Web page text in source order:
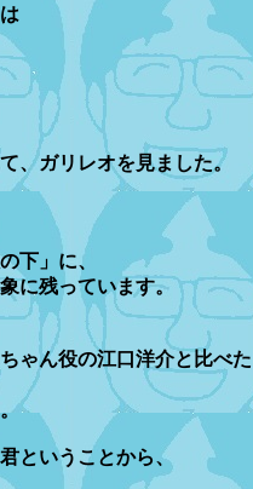
、ガリレオを見ました。
下」に、
に残っています。
ゃん役の江口洋介と比べた
ということから、